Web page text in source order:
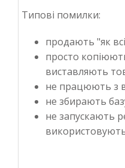
Типові помилки:
продають "як
просто
виставляють
не працюють з
не збирають
не запускають